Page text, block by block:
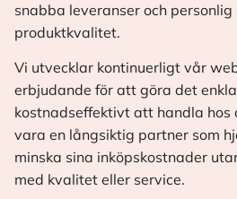
snabba leveranser och personlig
produktkvalitet.
Vi utvecklar kontinuerligt vår
erbjudande för att göra det
kostnadseffektivt att handla hos
vara en långsiktig partner som
minska sina inköpskostnader
med kvalitet eller service.